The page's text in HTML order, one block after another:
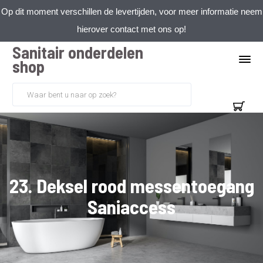
Op dit moment verschillen de levertijden, voor meer informatie neem
hierover contact met ons op!
Sanitair onderdelen
shop
23. Deksel rood messentoegang
Saniaccess